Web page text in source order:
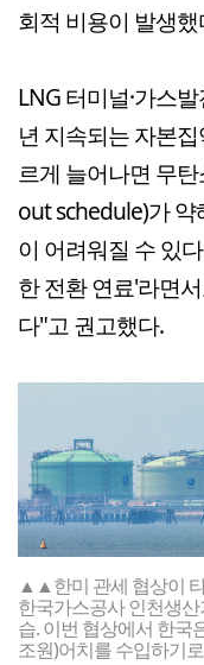
회적 비용이 발생했
LNG 터미널·가스
년 지속되는 자본
르게 늘어나면 무
out schedule)가 약
이 어려워질 수 있
한 전환 연료'라면
다"고 권고했다.
▲▲한미 관세 협상이
한국가스공사 인천생
습. 이번 협상에서 한국
조원)어치를 수입하기